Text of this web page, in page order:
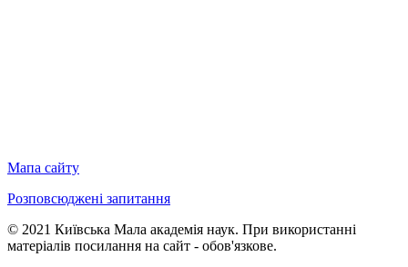
Мапа сайту
Розповсюджені запитання
© 2021 Київська Мала академія наук. При використанні
матеріалів посилання на сайт - обов'язкове.